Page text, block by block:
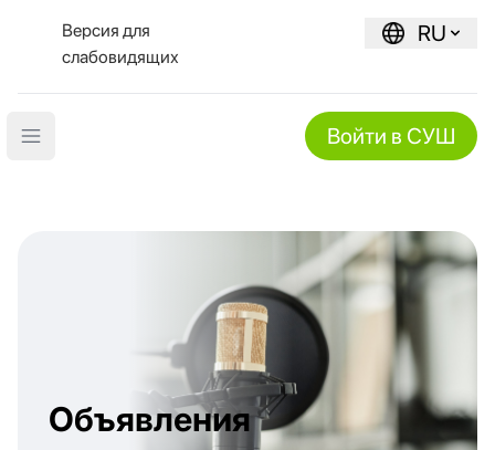
Версия для
слабовидящих
RU
Open main menu Войти в СУШ
Объявления